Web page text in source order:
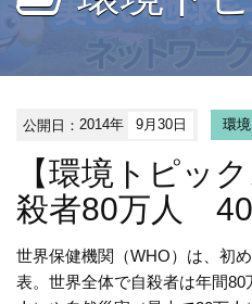
公開日：2014年 9月30日 環
【環境トピッ
殺者80万人 40
世界保健機関（WHO）は、初
表。世界全体で自殺者は年間